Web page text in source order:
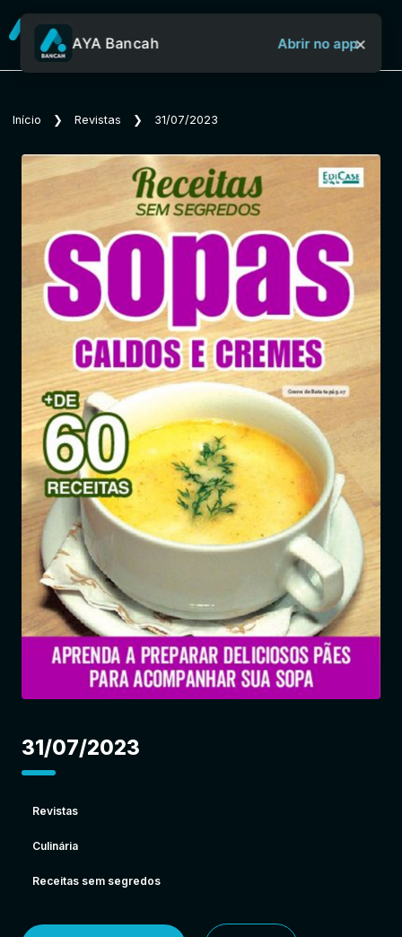
Sobre o Aya Bancah
Início
Revistas
Jornais
Notícias
Entrar
AYA Bancah Abrir no app×
Início ❯ Revistas ❯ 31/07/2023
31/07/2023
Revistas
Culinária
Receitas sem segredos